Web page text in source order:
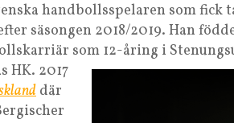
handbollsspelaren som fick
säsongen 2018/2019. Han
som 12-åring i
HK. 2017
där